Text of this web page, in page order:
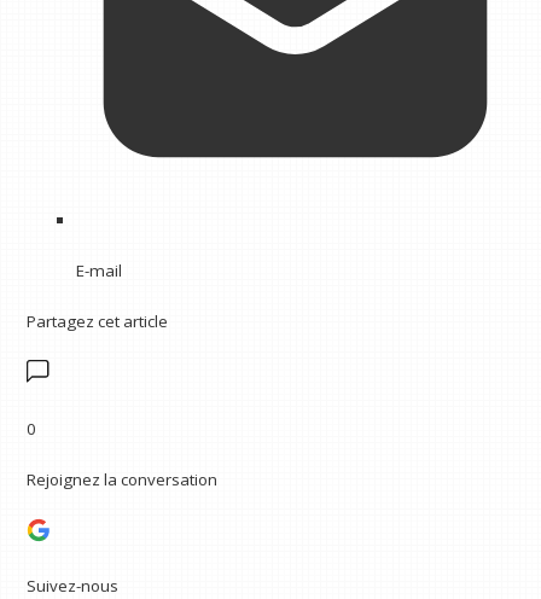
E-mail
Partagez cet article
0
Rejoignez la conversation
Suivez-nous